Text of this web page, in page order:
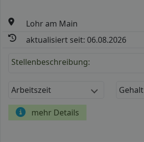
Lohr am Main
aktualisiert seit: 06.08.2026
Stellenbeschreibung:
Arbeitszeit Gehalt
mehr Details